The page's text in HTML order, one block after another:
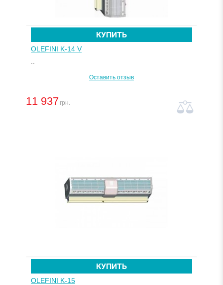
КУПИТЬ
OLEFINI K-14 V
Оставить отзыв
11 937 грн.
КУПИТЬ
OLEFINI K-15